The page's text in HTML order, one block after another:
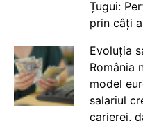
Țugui:
prin câți
Evoluția
România
model
salariul
carierei,